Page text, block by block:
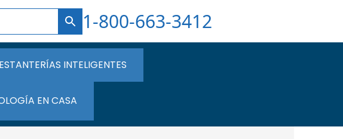
1-800-663-3412
ESTANTERÍAS INTELIGENTES
EN CASA